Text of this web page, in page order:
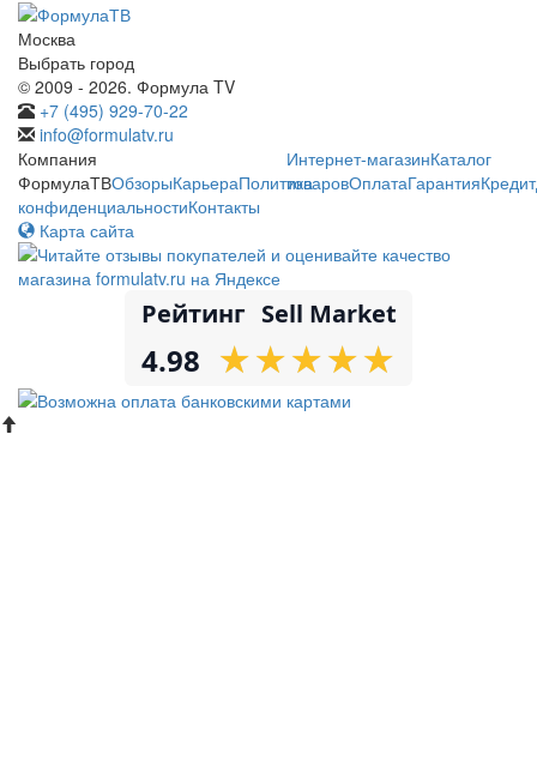
Москва
Выбрать город
© 2009 - 2026. Формула TV
+7 (495) 929-70-22
info@formulatv.ru
Компания
ФормулаТВОбзорыКарьераПолитика
конфиденциальностиКонтакты
Интернет-магазинКаталог
товаровОплатаГарантияКредит
Карта сайта
Рейтинг Sell Market
4.98 ★
★★
★★
★★
★★
★